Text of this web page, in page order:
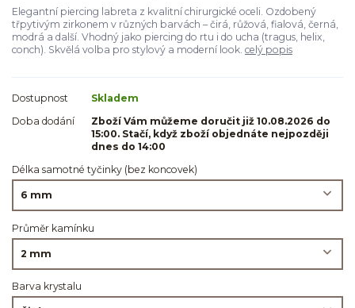
Elegantní piercing labreta z kvalitní chirurgické oceli. Ozdobený
třpytivým zirkonem v různých barvách – čirá, růžová, fialová, černá,
modrá a další. Vhodný jako piercing do rtu i do ucha (tragus, helix,
conch). Skvělá volba pro stylový a moderní look. celý popis
Dostupnost
Skladem
Doba dodání
Zboží Vám můžeme doručit již 10.08.2026 do
15:00. Stačí, když zboží objednáte nejpozději
dnes do 14:00
Délka samotné tyčinky (bez koncovek)
Průměr kamínku
Barva krystalu